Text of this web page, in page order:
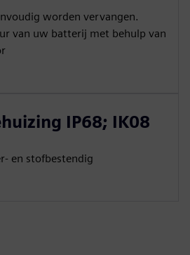
worden vervangen.
van uw batterij met behulp van
IP68; IK08
en stofbestendig